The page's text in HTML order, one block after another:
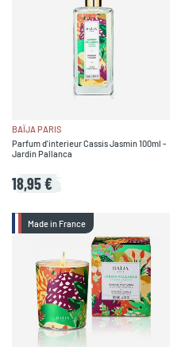
BAÏJA PARIS
Parfum d'interieur Cassis Jasmin 100ml -
Jardin Pallanca
18,95 €
Made in France